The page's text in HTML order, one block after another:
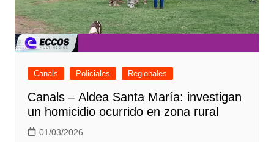
Canals Policiales Regionales
Canals – Aldea Santa María: investigan
un homicidio ocurrido en zona rural
01/03/2026